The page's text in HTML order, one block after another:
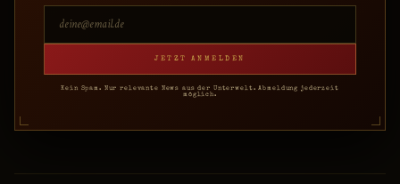
JETZT ANMELDEN
Kein Spam. Nur relevante News aus der Unterwelt. Abmeldung jederzeit
möglich.